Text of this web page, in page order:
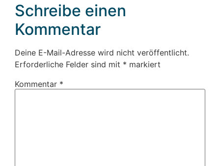
Schreibe einen
Kommentar
Deine E-Mail-Adresse wird nicht veröffentlicht.
Erforderliche Felder sind mit * markiert
Kommentar *